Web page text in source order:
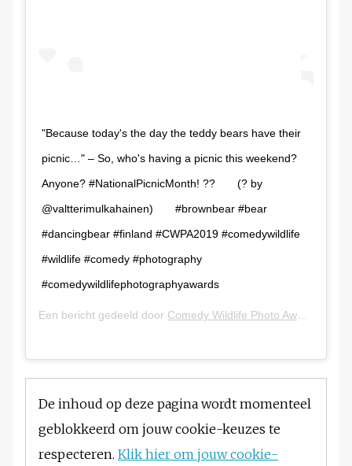
"Because today's the day the teddy bears have their
picnic…" – So, who's having a picnic this weekend?
Anyone? #NationalPicnicMonth! ??⠀ ⠀ (? by
@valtterimulkahainen)⠀ ⠀ #brownbear #bear
#dancingbear #finland #CWPA2019 #comedywildlife
#wildlife #comedy #photography
#comedywildlifephotographyawards
Een bericht gedeeld door Comedy Wildlife Photo Awards
De inhoud op deze pagina wordt momenteel
geblokkeerd om jouw cookie-keuzes te
respecteren. Klik hier om jouw cookie-